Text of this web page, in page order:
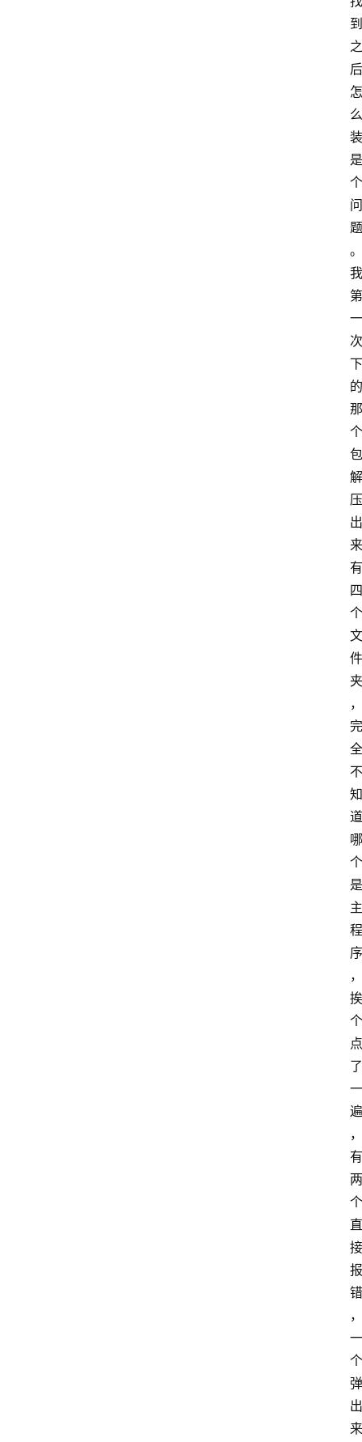
到
之
后
怎
么
装
是
个
问
题
。
我
第
一
次
下
的
那
个
包
解
压
出
来
有
四
个
文
件
夹
，
完
全
不
知
道
哪
个
是
主
程
序
，
挨
个
点
了
一
遍
，
有
两
个
直
接
报
错
，
一
个
弹
出
来